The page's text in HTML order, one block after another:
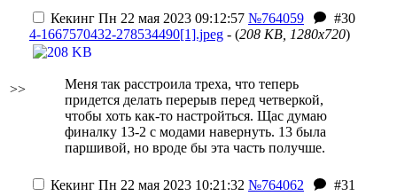
>>
Кекинг Пн 22 мая 2023 09:12:57 №764059
#30
4-1667570432-278534490[1].jpeg - (208 KB, 1280x720)
Меня так расстроила треха, что теперь
придется делать перерыв перед четверкой,
чтобы хоть как-то настройться. Щас думаю
финалку 13-2 с модами навернуть. 13 была
паршивой, но вроде бы эта часть получше.
Кекинг Пн 22 мая 2023 10:21:32 №764062
#31